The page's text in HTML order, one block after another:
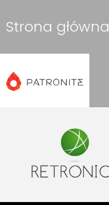
Strona główna